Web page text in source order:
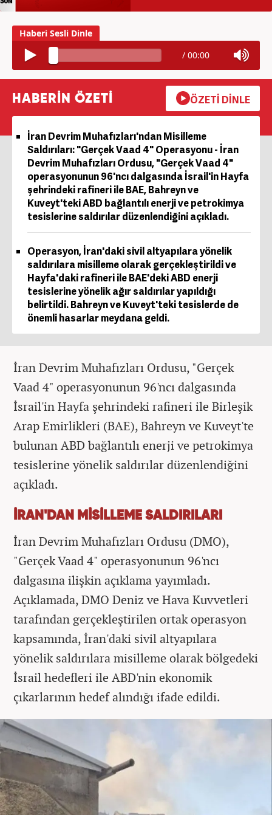
/ 00:00
HABERİN ÖZETİ ÖZETİ DİNLE
İran Devrim Muhafızları'ndan Misilleme
Saldırıları: "Gerçek Vaad 4" Operasyonu - İran
Devrim Muhafızları Ordusu, "Gerçek Vaad 4"
operasyonunun 96'ncı dalgasında İsrail'in Hayfa
şehrindeki rafineri ile BAE, Bahreyn ve
Kuveyt'teki ABD bağlantılı enerji ve petrokimya
tesislerine saldırılar düzenlendiğini açıkladı.
Operasyon, İran'daki sivil altyapılara yönelik
saldırılara misilleme olarak gerçekleştirildi ve
Hayfa'daki rafineri ile BAE'deki ABD enerji
tesislerine yönelik ağır saldırılar yapıldığı
belirtildi. Bahreyn ve Kuveyt'teki tesislerde de
önemli hasarlar meydana geldi.
İran Devrim Muhafızları Ordusu, "Gerçek
Vaad 4" operasyonunun 96'ncı dalgasında
İsrail'in Hayfa şehrindeki rafineri ile Birleşik
Arap Emirlikleri (BAE), Bahreyn ve Kuveyt'te
bulunan ABD bağlantılı enerji ve petrokimya
tesislerine yönelik saldırılar düzenlendiğini
açıkladı.
İRAN'DAN MİSİLLEME SALDIRILARI
İran Devrim Muhafızları Ordusu (DMO),
"Gerçek Vaad 4" operasyonunun 96'ncı
dalgasına ilişkin açıklama yayımladı.
Açıklamada, DMO Deniz ve Hava Kuvvetleri
tarafından gerçekleştirilen ortak operasyon
kapsamında, İran'daki sivil altyapılara
yönelik saldırılara misilleme olarak bölgedeki
İsrail hedefleri ile ABD'nin ekonomik
çıkarlarının hedef alındığı ifade edildi.